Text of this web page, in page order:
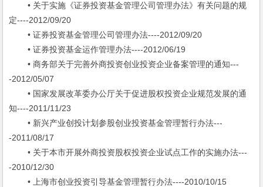
• 关于实施《证券投资基金管理公司管理办法》有关问题的规
定----2012/09/20
• 证券投资基金管理公司管理办法----2012/09/20
• 证券投资基金运作管理办法----2012/06/19
• 商务部关于完善外商投资创业投资企业备案管理的通知---
-2012/05/07
• 国家发展改革委办公厅关于促进股权投资企业规范发展的通
知----2011/11/23
• 新兴产业创投计划参股创业投资基金管理暂行办法---
-2011/08/17
• 关于本市开展外商投资股权投资企业试点工作的实施办法---
-2010/12/30
• 上海市创业投资引导基金管理暂行办法----2010/10/15